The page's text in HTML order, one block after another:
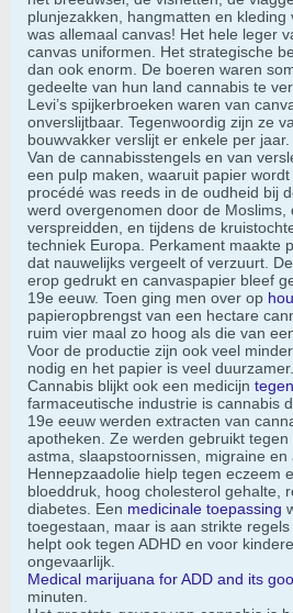
plunjezakken, hangmatten en
was allemaal canvas! Het hele leger
canvas uniformen. Het strategische
dan ook enorm. De boeren waren
gedeelte van hun land cannabis te
Levi’s spijkerbroeken waren van
onverslijtbaar. Tegenwoordig zijn ze
bouwvakker verslijt er enkele per jaar.
Van de cannabisstengels en van
een pulp maken, waaruit papier
procédé was reeds in de oudheid bij
werd overgenomen door de Moslims,
verspreidden, en tijdens de
techniek Europa. Perkament maakte
dat nauwelijks vergeelt of verzuurt.
erop gedrukt en canvaspapier bleef
19e eeuw. Toen ging men over op
papieropbrengst van een hectare
ruim vier maal zo hoog als die van
Voor de productie zijn ook veel
nodig en het papier is veel duurzamer.
Cannabis blijkt ook een medicijn
farmaceutische industrie is cannabis
19e eeuw werden extracten van
apotheken. Ze werden gebruikt tegen
astma, slaapstoornissen, migraine en
Hennepzaadolie hielp tegen eczeem
bloeddruk, hoog cholesterol gehalte,
diabetes. Een medicinale toepassing
toegestaan, maar is aan strikte
helpt ook tegen ADHD en voor
ongevaarlijk.
Medical marijuana for ADD and its
minuten.